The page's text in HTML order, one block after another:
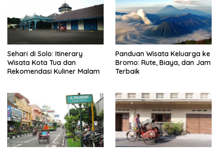
Sehari di Solo: Itinerary
Wisata Kota Tua dan
Rekomendasi Kuliner Malam
Panduan Wisata Keluarga ke
Bromo: Rute, Biaya, dan Jam
Terbaik